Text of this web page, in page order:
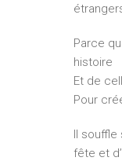
Parce
histoire
Et de
Pour
Il souffle
fête et